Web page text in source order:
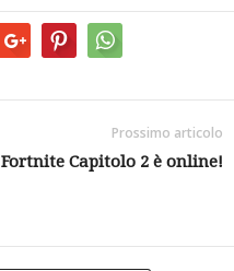
Prossimo articolo
Fortnite Capitolo 2 è online!